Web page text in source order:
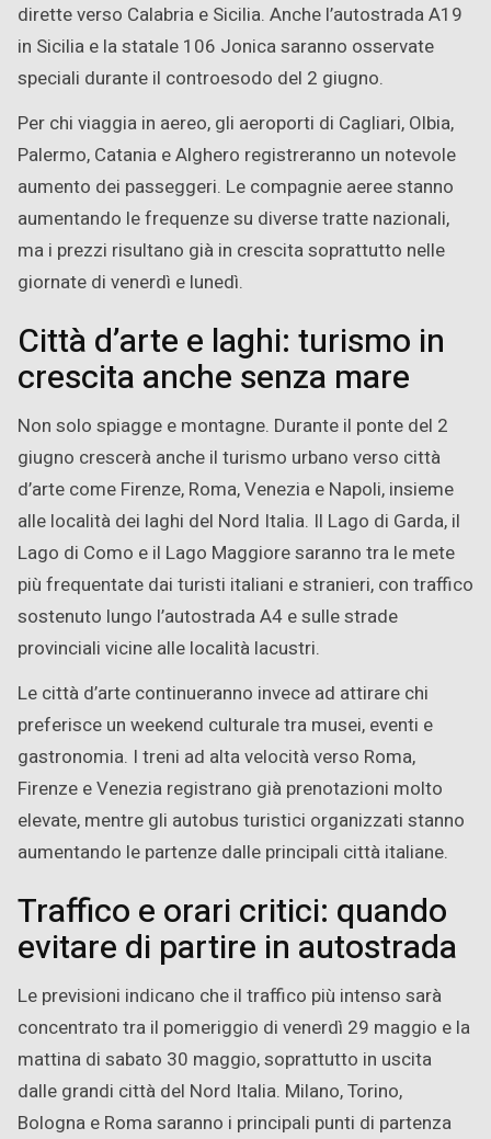
dirette verso Calabria e Sicilia. Anche l’autostrada A19
in Sicilia e la statale 106 Jonica saranno osservate
speciali durante il controesodo del 2 giugno.
Per chi viaggia in aereo, gli aeroporti di Cagliari, Olbia,
Palermo, Catania e Alghero registreranno un notevole
aumento dei passeggeri. Le compagnie aeree stanno
aumentando le frequenze su diverse tratte nazionali,
ma i prezzi risultano già in crescita soprattutto nelle
giornate di venerdì e lunedì.
Città d’arte e laghi: turismo in
crescita anche senza mare
Non solo spiagge e montagne. Durante il ponte del 2
giugno crescerà anche il turismo urbano verso città
d’arte come Firenze, Roma, Venezia e Napoli, insieme
alle località dei laghi del Nord Italia. Il Lago di Garda, il
Lago di Como e il Lago Maggiore saranno tra le mete
più frequentate dai turisti italiani e stranieri, con traffico
sostenuto lungo l’autostrada A4 e sulle strade
provinciali vicine alle località lacustri.
Le città d’arte continueranno invece ad attirare chi
preferisce un weekend culturale tra musei, eventi e
gastronomia. I treni ad alta velocità verso Roma,
Firenze e Venezia registrano già prenotazioni molto
elevate, mentre gli autobus turistici organizzati stanno
aumentando le partenze dalle principali città italiane.
Traffico e orari critici: quando
evitare di partire in autostrada
Le previsioni indicano che il traffico più intenso sarà
concentrato tra il pomeriggio di venerdì 29 maggio e la
mattina di sabato 30 maggio, soprattutto in uscita
dalle grandi città del Nord Italia. Milano, Torino,
Bologna e Roma saranno i principali punti di partenza